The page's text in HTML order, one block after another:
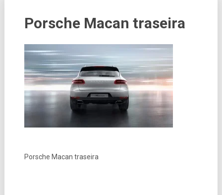
Porsche Macan traseira
Porsche Macan traseira